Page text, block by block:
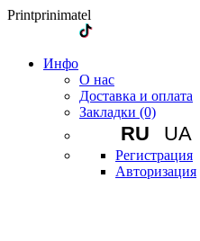
Printprinimatel
Инфо
О нас
Доставка и оплата
Закладки (0)
RU UA
Регистрация
Авторизация